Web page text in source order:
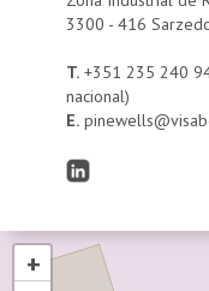
3300 - 416
T. +351 235 240
nacional)
E.
+